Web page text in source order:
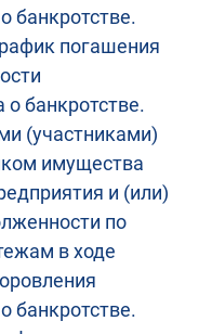
банкротстве.
погашения
о банкротстве.
(участниками)
имущества
и (или)
по
в ходе
банкротстве.